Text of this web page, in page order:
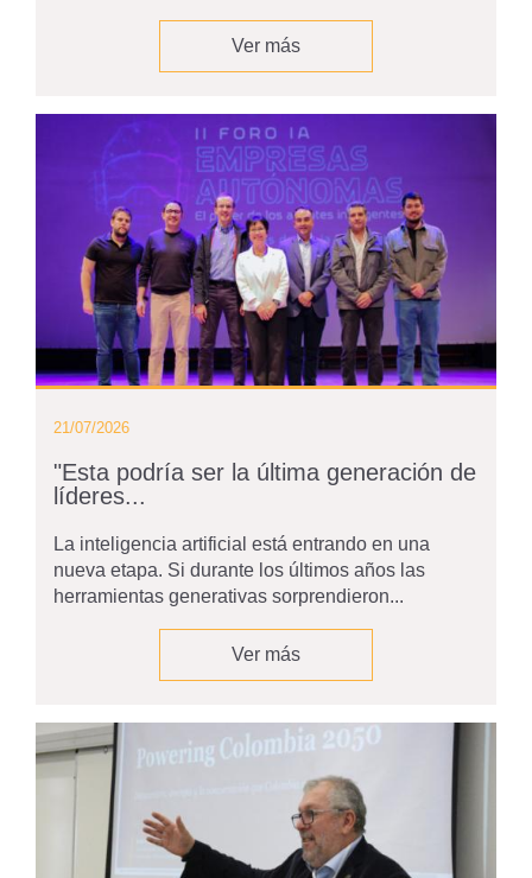
Ver más
21/07/2026
"Esta podría ser la última generación de
líderes...
La inteligencia artificial está entrando en una
nueva etapa. Si durante los últimos años las
herramientas generativas sorprendieron...
Ver más